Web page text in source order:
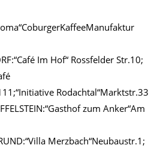
Im Hof“ Rossfelder Str.10;
Rodachtal“Marktstr.33
zum Anker“Am
Merzbach“Neubaustr.1;